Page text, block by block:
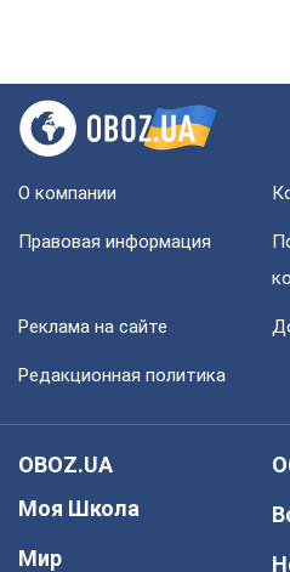
О компании
Правовая информация
Реклама на сайте
Редакционная политика
OBOZ.UA
Моя Школа
Мир